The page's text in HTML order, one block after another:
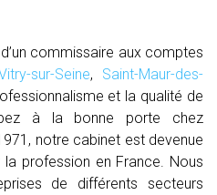
commissaire aux comptes
sur-Seine, Saint-Maur-des-
et la qualité de
à la bonne porte chez
notre cabinet est devenue
profession en France. Nous
de différents secteurs